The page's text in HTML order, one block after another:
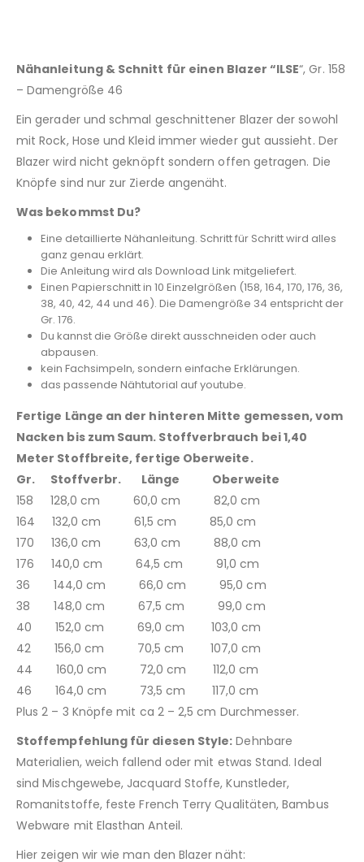
Nähanleitung & Schnitt für einen Blazer “ILSE“, Gr. 158
– Damengröße 46
Ein gerader und schmal geschnittener Blazer der sowohl
mit Rock, Hose und Kleid immer wieder gut aussieht. Der
Blazer wird nicht geknöpft sondern offen getragen. Die
Knöpfe sind nur zur Zierde angenäht.
Was bekommst Du?
Eine detaillierte Nähanleitung. Schritt für Schritt wird alles
ganz genau erklärt.
Die Anleitung wird als Download Link mitgeliefert.
Einen Papierschnitt in 10 Einzelgrößen (158, 164, 170, 176, 36,
38, 40, 42, 44 und 46). Die Damengröße 34 entspricht der
Gr. 176.
Du kannst die Größe direkt ausschneiden oder auch
abpausen.
kein Fachsimpeln, sondern einfache Erklärungen.
das passende Nähtutorial auf youtube.
Fertige Länge an der hinteren Mitte gemessen, vom
Nacken bis zum Saum. Stoffverbrauch bei 1,40
Meter Stoffbreite, fertige Oberweite.
Gr. Stoffverbr. Länge Oberweite
158 128,0 cm 60,0 cm 82,0 cm
164 132,0 cm 61,5 cm 85,0 cm
170 136,0 cm 63,0 cm 88,0 cm
176 140,0 cm 64,5 cm 91,0 cm
36 144,0 cm 66,0 cm 95,0 cm
38 148,0 cm 67,5 cm 99,0 cm
40 152,0 cm 69,0 cm 103,0 cm
42 156,0 cm 70,5 cm 107,0 cm
44 160,0 cm 72,0 cm 112,0 cm
46 164,0 cm 73,5 cm 117,0 cm
Plus 2 – 3 Knöpfe mit ca 2 – 2,5 cm Durchmesser.
Stoffempfehlung für diesen Style: Dehnbare
Materialien, weich fallend oder mit etwas Stand. Ideal
sind Mischgewebe, Jacquard Stoffe, Kunstleder,
Romanitstoffe, feste French Terry Qualitäten, Bambus
Webware mit Elasthan Anteil.
Hier zeigen wir wie man den Blazer näht: